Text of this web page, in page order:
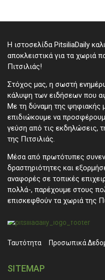
Η ιστοσελίδα PitsiliaDaily
αποκλειστικά για τα χωριά
Πιτσιλιάς!
Στόχος μας, η σωστή
κάλυψη των ειδήσεων που
Με τη δύναμη της ψηφιακής
επιδιώκουμε να
γεύση από τις εκδηλώσεις,
της Πιτσιλιάς.
Μέσα από πρωτότυπες
δραστηριότητες και
αναφορές σε τοπικές
πολλά-, παρέχουμε στους
επισκεφθούν τα χωριά της
Ταυτότητα Προσωπικά
SITEMAP